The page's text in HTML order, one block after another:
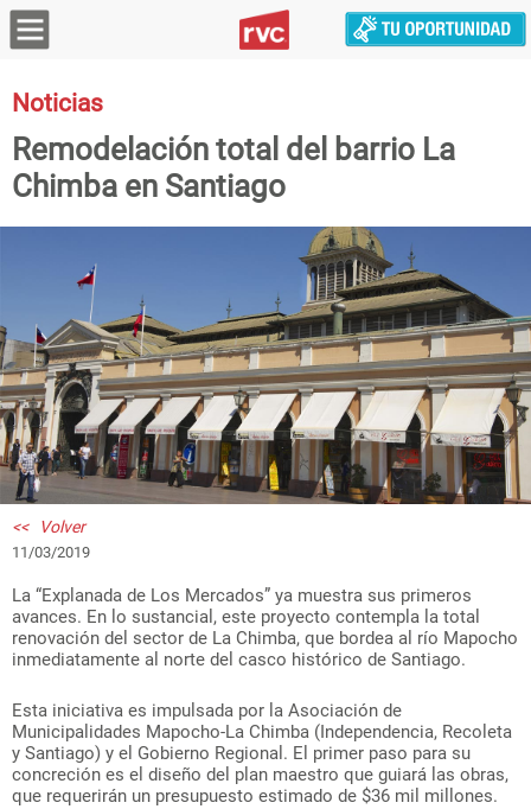
Noticias
Remodelación total del barrio La
Chimba en Santiago
<< Volver
11/03/2019
La “Explanada de Los Mercados” ya muestra sus primeros
avances. En lo sustancial, este proyecto contempla la total
renovación del sector de La Chimba, que bordea al río Mapocho
inmediatamente al norte del casco histórico de Santiago.
Esta iniciativa es impulsada por la Asociación de
Municipalidades Mapocho-La Chimba (Independencia, Recoleta
y Santiago) y el Gobierno Regional. El primer paso para su
concreción es el diseño del plan maestro que guiará las obras,
que requerirán un presupuesto estimado de $36 mil millones.